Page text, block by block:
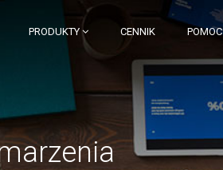
PRODUKTY CENNIK POMOC